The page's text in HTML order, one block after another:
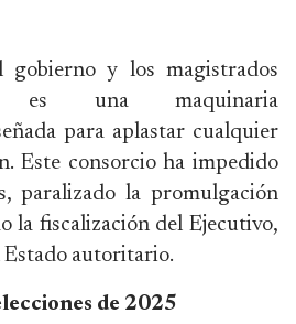
gobierno y los magistrados
es una maquinaria
para aplastar cualquier
Este consorcio ha impedido
paralizado la promulgación
la fiscalización del Ejecutivo,
Estado autoritario.
de 2025